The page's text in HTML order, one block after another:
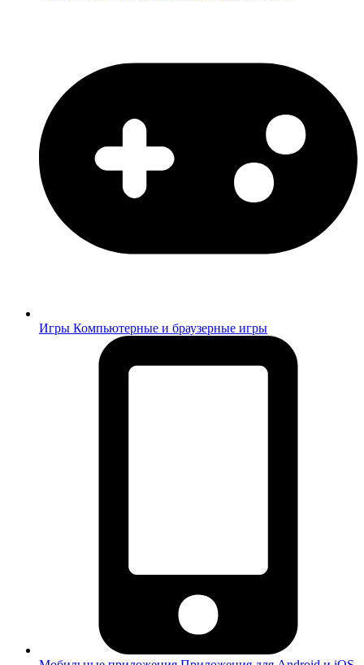
Игры Компьютерные и браузерные игры